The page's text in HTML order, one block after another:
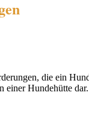
die ein
einer Hundehütte dar.